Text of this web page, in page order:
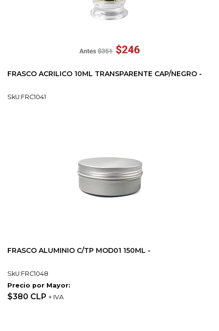
FRASCO ACRILICO 10ML TRANSPARENTE CAP/NEGRO -
SkU:FRC1041
FRASCO ALUMINIO C/TP MOD01 150ML -
SkU:FRC1048
Precio por Mayor:
$380 CLP + IVA